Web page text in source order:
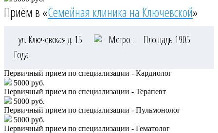
Приём в «Семейная клиника на Ключевской»
ул. Ключевская д. 15 Метро :
Площадь 1905
Года
Первичный прием по специализации - Кардиолог
5000 руб.
Первичный прием по специализации - Терапевт
5000 руб.
Первичный прием по специализации - Пульмонолог
5000 руб.
Первичный прием по специализации - Гематолог